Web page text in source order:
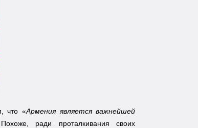
что «Армения является важнейшей
ради проталкивания своих